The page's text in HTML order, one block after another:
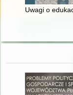
Uwagi o